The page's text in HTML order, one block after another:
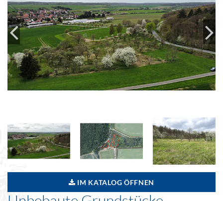
IM KATALOG ÖFFNEN